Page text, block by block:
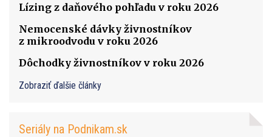
Lízing z daňového pohľadu v roku 2026
Nemocenské dávky živnostníkov
z mikroodvodu v roku 2026
Dôchodky živnostníkov v roku 2026
Zobraziť ďalšie články
Seriály na Podnikam.sk